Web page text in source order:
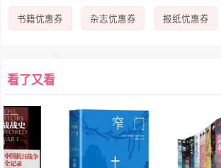
书籍优惠券 杂志优惠券 报纸优惠券
看了又看